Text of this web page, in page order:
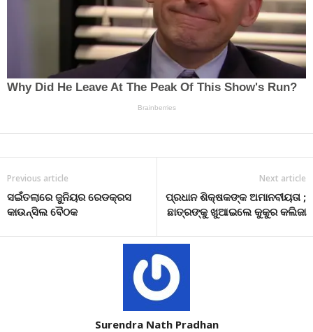
Previous article
ସଇଁତଲାରେ ଜୁନିୟର ରେଡକ୍ରସ
କାଉନ୍ସିଲ ବୈଠକ
Next article
ପ୍ରଧାନ ଶିକ୍ଷକଙ୍କ ଅମାନବୀୟତା ;
ଛାତ୍ରଙ୍କୁ ଖୁଆଇଲେ କୁକୁର କଲିଜା
Surendra Nath Pradhan